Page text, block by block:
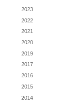
2023
2022
2021
2020
2019
2017
2016
2015
2014